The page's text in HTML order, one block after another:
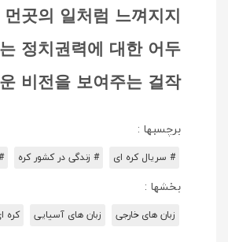
곳의 일처럼 느껴지지
정치권력에 대한 어두
운 비전을 보여주는 걸작.
برچسبها :
# سریال کره ای # زندگی در کشور کره
بخشها :
زبان های خارجی زبان های آسیایی کره